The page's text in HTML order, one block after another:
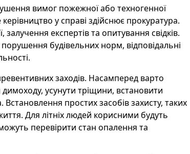
вимог пожежної або техногенної
у справі здійснює прокуратура.
залучення експертів та опитування свідків.
будівельних норм, відповідальні
заходів. Насамперед варто
усунути тріщини, встановити
простих засобів захисту, таких
Для літніх людей корисними будуть
перевірити стан опалення та